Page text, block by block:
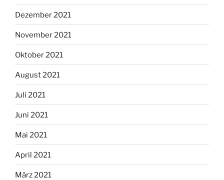
Dezember 2021
November 2021
Oktober 2021
August 2021
Juli 2021
Juni 2021
Mai 2021
April 2021
März 2021